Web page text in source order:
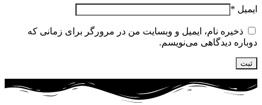
ایمیل *
ذخیره نام، ایمیل و وبسایت من در مرورگر برای زمانی که
دوباره دیدگاهی می‌نویسم.